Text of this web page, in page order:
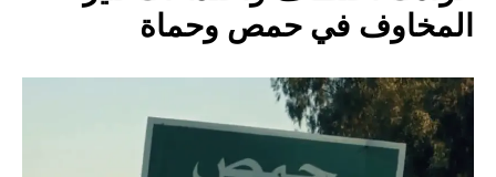
المخاوف في حمص وحماة